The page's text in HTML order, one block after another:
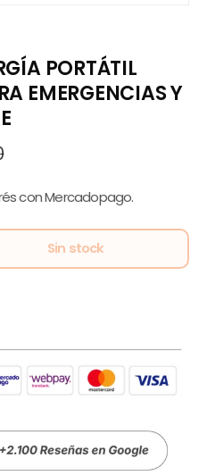
PORTÁTIL
EMERGENCIAS Y
con Mercadopago.
Sin stock